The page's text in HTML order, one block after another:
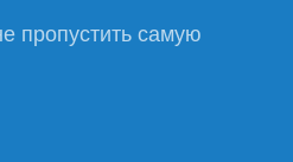
пропустить самую